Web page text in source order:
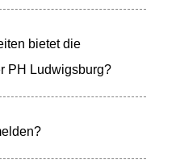
bietet die
PH Ludwigsburg?